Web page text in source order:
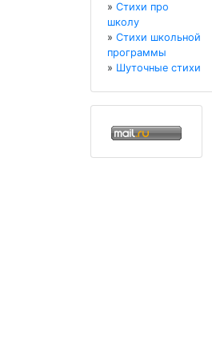
» Стихи про
школу
» Стихи школьной
программы
» Шуточные стихи